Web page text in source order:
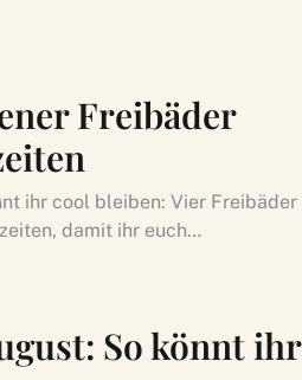
Freibäder
ihr cool bleiben: Vier Freibäder
damit ihr euch…
So könnt ihr